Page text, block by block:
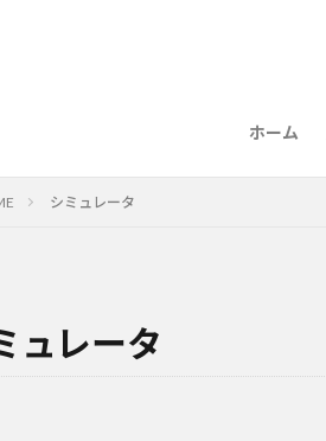
ホーム
シミュレータ
ュレータ